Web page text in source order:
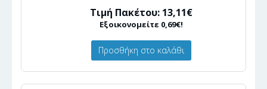
Τιμή Πακέτου: 13,11€
Εξοικονομείτε 0,69€!
Προσθήκη στο καλάθι